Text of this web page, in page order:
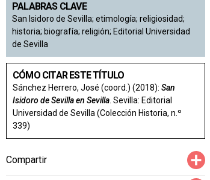
PALABRAS CLAVE
San Isidoro de Sevilla; etimología; religiosidad;
historia; biografía; religión; Editorial Universidad
de Sevilla
CÓMO CITAR ESTE TÍTULO
Sánchez Herrero, José (coord.) (2018): San
Isidoro de Sevilla en Sevilla. Sevilla: Editorial
Universidad de Sevilla (Colección Historia, n.º
339)
Compartir